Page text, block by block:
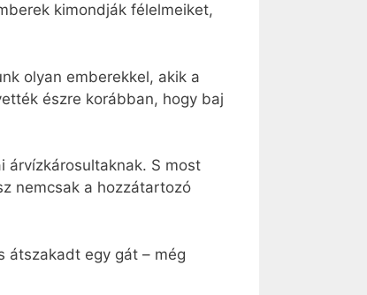
kimondják félelmeiket,
olyan emberekkel, akik a
észre korábban, hogy baj
árvízkárosultaknak. S most
nemcsak a hozzátartozó
átszakadt egy gát – még